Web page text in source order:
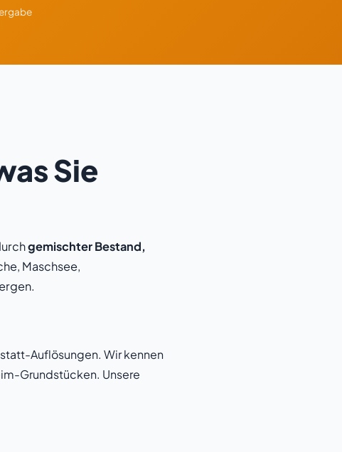
Sie
gemischter Bestand,
Maschsee,
Auflösungen. Wir kennen
Grundstücken. Unsere